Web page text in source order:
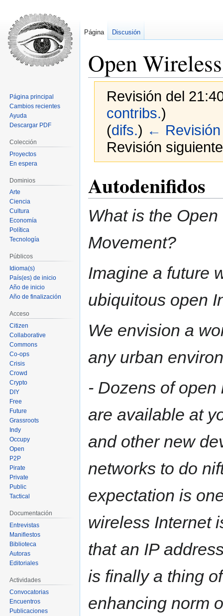
Open
Revisión del
contribs.)
(difs.) ← Revisión
Revisión
a
la
navegación
a
la
búsqueda
Autodenifidos
What is the
Movement?
Imagine a future
ubiquitous open
We envision a
any urban
- Dozens of open
are available at
and other new
networks to do
expectation is
wireless Internet
that an IP
is finally a thing
enhancing norm
Página Discusión
Página principal
Cambios recientes
Ayuda
Descargar PDF
Colección
Proyectos
En espera
Dominios
Arte
Ciencia
Cultura
Economía
Política
Tecnología
Públicos
Idioma(s)
País(es) de inicio
Año de inicio
Año de finalización
Acceso
Citizen
Collaborative
Commons
Co-ops
Crisis
Crowd
Crypto
DIY
Free
Future
Grassroots
Indy
Occupy
Open
P2P
Pirate
Private
Public
Tactical
Documentación
Entrevistas
Manifiestos
Biblioteca
Autoras
Editoriales
Actividades
Convocatorias
Encuentros
Publicaciones